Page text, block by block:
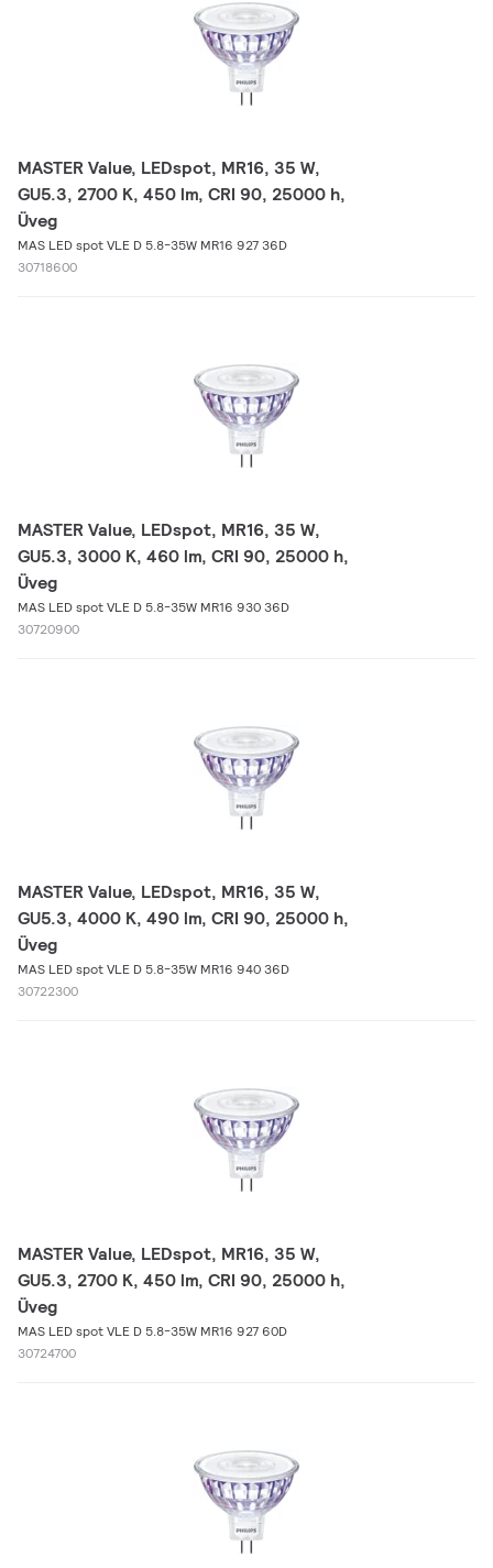
MASTER Value, LEDspot, MR16, 35 W,
GU5.3, 2700 K, 450 lm, CRI 90, 25000 h,
Üveg
MAS LED spot VLE D 5.8-35W MR16 927 36D
30718600
MASTER Value, LEDspot, MR16, 35 W,
GU5.3, 3000 K, 460 lm, CRI 90, 25000 h,
Üveg
MAS LED spot VLE D 5.8-35W MR16 930 36D
30720900
MASTER Value, LEDspot, MR16, 35 W,
GU5.3, 4000 K, 490 lm, CRI 90, 25000 h,
Üveg
MAS LED spot VLE D 5.8-35W MR16 940 36D
30722300
MASTER Value, LEDspot, MR16, 35 W,
GU5.3, 2700 K, 450 lm, CRI 90, 25000 h,
Üveg
MAS LED spot VLE D 5.8-35W MR16 927 60D
30724700